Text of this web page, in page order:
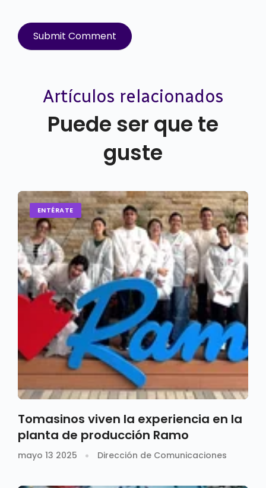
Artículos relacionados
Puede ser que te
guste
ENTÉRATE
Tomasinos viven la experiencia en la
planta de producción Ramo
mayo 13 2025 Dirección de Comunicaciones